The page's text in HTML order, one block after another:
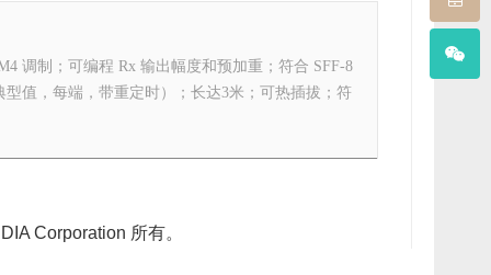
调制；可编程 Rx 输出幅度和预加重；符合 SFF-8
型值，每端，带重定时）；长达3米；可热插拔；符
Corporation 所有。